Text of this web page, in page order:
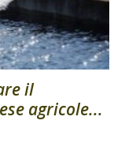
il
agricole...